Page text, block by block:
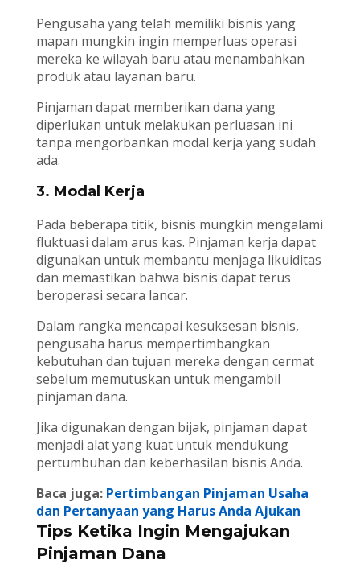
Pengusaha yang telah memiliki bisnis yang
mapan mungkin ingin memperluas operasi
mereka ke wilayah baru atau menambahkan
produk atau layanan baru.
Pinjaman dapat memberikan dana yang
diperlukan untuk melakukan perluasan ini
tanpa mengorbankan modal kerja yang sudah
ada.
3. Modal Kerja
Pada beberapa titik, bisnis mungkin mengalami
fluktuasi dalam arus kas. Pinjaman kerja dapat
digunakan untuk membantu menjaga likuiditas
dan memastikan bahwa bisnis dapat terus
beroperasi secara lancar.
Dalam rangka mencapai kesuksesan bisnis,
pengusaha harus mempertimbangkan
kebutuhan dan tujuan mereka dengan cermat
sebelum memutuskan untuk mengambil
pinjaman dana.
Jika digunakan dengan bijak, pinjaman dapat
menjadi alat yang kuat untuk mendukung
pertumbuhan dan keberhasilan bisnis Anda.
Baca juga: Pertimbangan Pinjaman Usaha
dan Pertanyaan yang Harus Anda Ajukan
Tips Ketika Ingin Mengajukan
Pinjaman Dana